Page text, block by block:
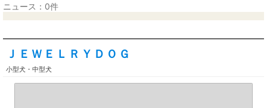
ニュース：0件
ＪＥＷＥＬＲＹＤＯＧ
小型犬・中型犬